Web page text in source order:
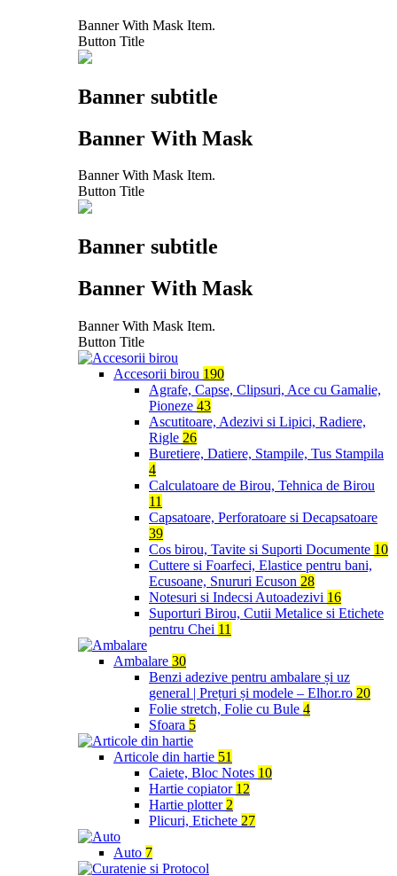
Banner With Mask Item.
Button Title
Banner subtitle
Banner With Mask
Banner With Mask Item.
Button Title
Banner subtitle
Banner With Mask
Banner With Mask Item.
Button Title
Accesorii birou 190
Agrafe, Capse, Clipsuri, Ace cu Gamalie,
Pioneze 43
Ascutitoare, Adezivi si Lipici, Radiere,
Rigle 26
Buretiere, Datiere, Stampile, Tus Stampila
4
Calculatoare de Birou, Tehnica de Birou
11
Capsatoare, Perforatoare si Decapsatoare
39
Cos birou, Tavite si Suporti Documente 10
Cuttere si Foarfeci, Elastice pentru bani,
Ecusoane, Snururi Ecuson 28
Notesuri si Indecsi Autoadezivi 16
Suporturi Birou, Cutii Metalice si Etichete
pentru Chei 11
Ambalare 30
Benzi adezive pentru ambalare și uz
general | Prețuri și modele – Elhor.ro 20
Folie stretch, Folie cu Bule 4
Sfoara 5
Articole din hartie 51
Caiete, Bloc Notes 10
Hartie copiator 12
Hartie plotter 2
Plicuri, Etichete 27
Auto 7